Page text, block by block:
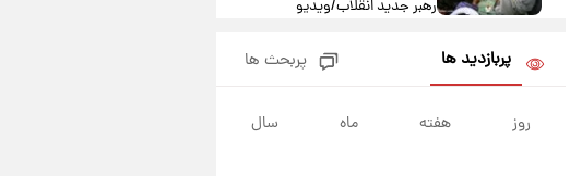
رهبر جدید انقلاب/ویدیو
تصاویر عمامه بستن به شیوه
خاتمی/ویدیو
۲۱ ساعت پیش
پربازدید ها پربحث ها
روز هفته ماه سال